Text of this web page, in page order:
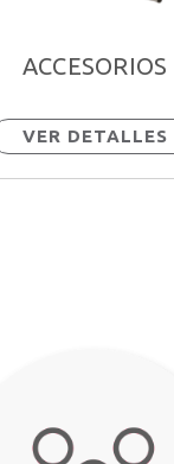
ACCESORIOS
VER DETALLES